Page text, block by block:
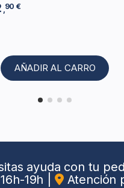
,90 €
AÑADIR AL CARRO
ayuda con tu
19h Atención